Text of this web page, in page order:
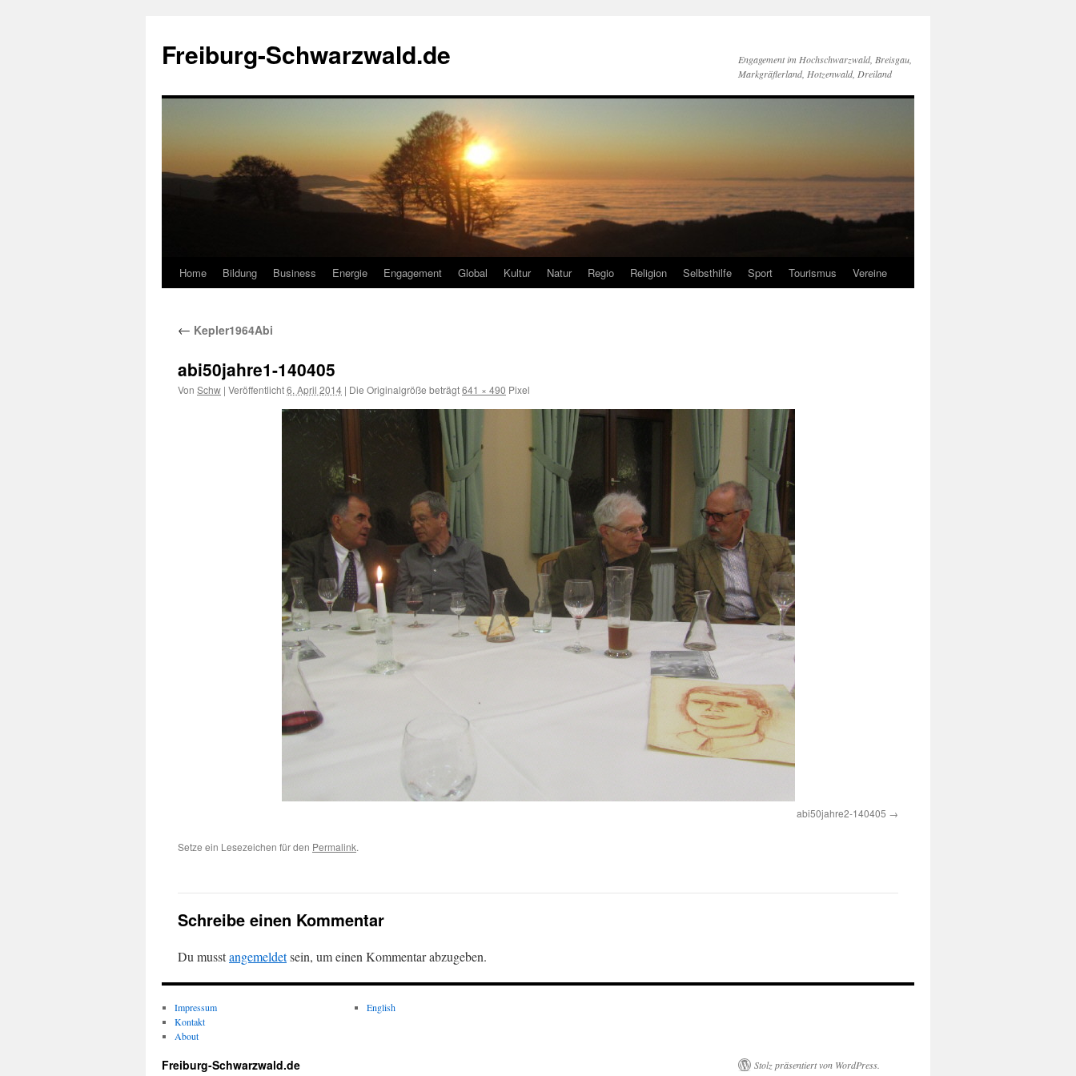
springen
Freiburg-Schwarzwald.de
Engagement im Hochschwarzwald, Breisgau,
Markgräflerland, Hotzenwald, Dreiland
Home Bildung Business Energie Engagement Global Kultur Natur Regio Religion Selbsthilfe Sport Tourismus Vereine
← Kepler1964Abi
abi50jahre1-140405
Von Schw | Veröffentlicht6. April 2014 | Die Originalgröße beträgt641 × 490 Pixel
abi50jahre2-140405
Setze ein Lesezeichen für den Permalink.
Schreibe einen Kommentar
Du musstangemeldetsein, um einen Kommentar abzugeben.
Impressum
Kontakt
About
English
Freiburg-Schwarzwald.de Stolz präsentiert von WordPress.